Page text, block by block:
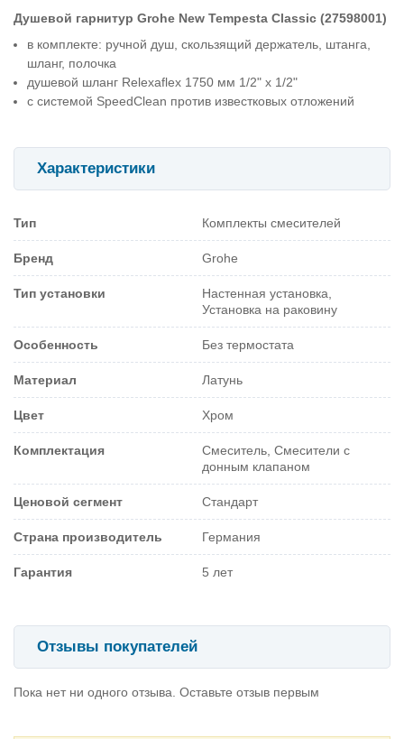
Душевой гарнитур Grohe New Tempesta Classic (27598001)
в комплекте: ручной душ, скользящий держатель, штанга,
шланг, полочка
душевой шланг Relexaflex 1750 мм 1/2" x 1/2"
с системой SpeedClean против известковых отложений
Характеристики
Тип Комплекты смесителей
Бренд Grohe
Тип установки
Настенная установка,
Установка на раковину
Особенность Без термостата
Материал Латунь
Цвет Хром
Комплектация
Смеситель, Смесители с
донным клапаном
Ценовой сегмент Стандарт
Страна производитель Германия
Гарантия 5 лет
Отзывы покупателей
Пока нет ни одного отзыва. Оставьте отзыв первым